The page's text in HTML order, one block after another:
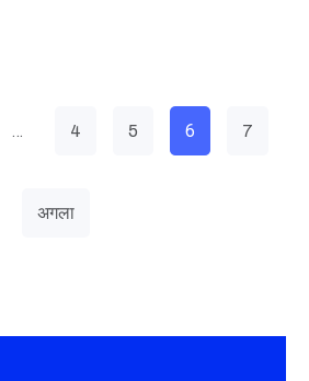
… 4 5 6 7
अगला